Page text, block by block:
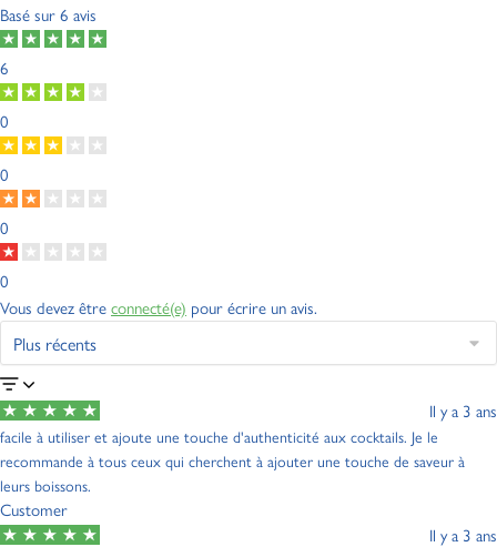
Basé sur6 avis
6
0
0
0
0
Vous devez êtreconnecté(e) pour écrire un avis.
Il y a 3 ans
facile à utiliser et ajoute une touche d'authenticité aux cocktails. Je le
recommande à tous ceux qui cherchent à ajouter une touche de saveur à
leurs boissons.
Customer
Il y a 3 ans